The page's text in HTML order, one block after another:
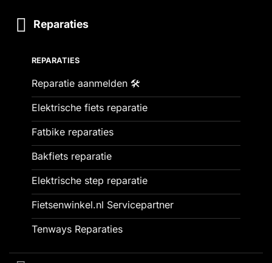
Reparaties
REPARATIES
Reparatie aanmelden 🛠️
Elektrische fiets reparatie
Fatbike reparaties
Bakfiets reparatie
Elektrische step reparatie
Fietsenwinkel.nl Servicepartner
Tenways Reparaties